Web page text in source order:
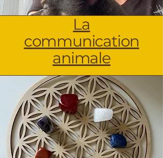
La
communication
animale